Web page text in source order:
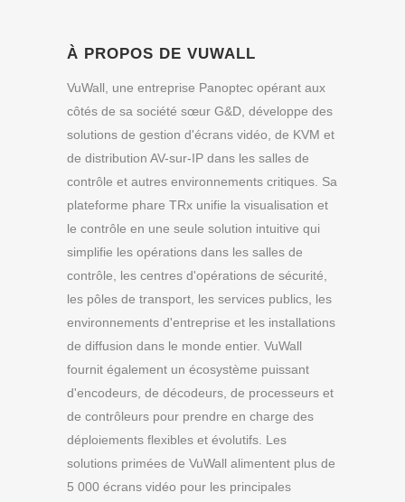
À PROPOS DE VUWALL
VuWall, une entreprise Panoptec opérant aux
côtés de sa société sœur G&D, développe des
solutions de gestion d'écrans vidéo, de KVM et
de distribution AV-sur-IP dans les salles de
contrôle et autres environnements critiques. Sa
plateforme phare TRx unifie la visualisation et
le contrôle en une seule solution intuitive qui
simplifie les opérations dans les salles de
contrôle, les centres d'opérations de sécurité,
les pôles de transport, les services publics, les
environnements d'entreprise et les installations
de diffusion dans le monde entier. VuWall
fournit également un écosystème puissant
d'encodeurs, de décodeurs, de processeurs et
de contrôleurs pour prendre en charge des
déploiements flexibles et évolutifs. Les
solutions primées de VuWall alimentent plus de
5 000 écrans vidéo pour les principales